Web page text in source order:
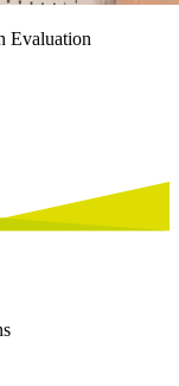
Evaluation